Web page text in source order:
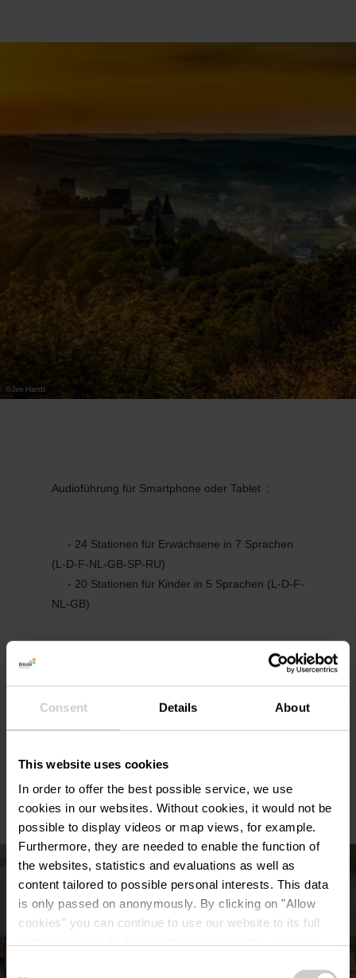
Consent Details About
This website uses cookies
In order to offer the best possible service, we use
cookies in our websites. Without cookies, it would not be
possible to display videos or map views, for example.
Furthermore, they are needed to enable the function of
the websites, statistics and evaluations as well as
content tailored to possible personal interests. This data
is only passed on anonymously. By clicking on "Allow
cookies" you can continue to use our website to its full
©Jim Hardt
Audioführung für Smartphone oder Tablet :
- 24 Stationen für Erwachsene in 7 Sprachen
(L-D-F-NL-GB-SP-RU)
- 20 Stationen für Kinder in 5 Sprachen (L-D-F-
NL-GB)
Panoramaterrasse zum Geniesen von Getränken
und Snacks.
Shop mit Souvenirs.